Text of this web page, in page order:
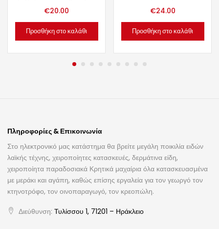
€20.00
Προσθήκη στο καλάθι
€24.00
Προσθήκη στο καλάθι
Πληροφορίες & Επικοινωνία
Στο ηλεκτρονικό μας κατάστημα θα βρείτε μεγάλη ποικιλία ειδών
λαϊκής τέχνης, χειροποίητες κατασκευές, δερμάτινα είδη,
χειροποίητα παραδοσιακά Κρητικά μαχαίρια όλα κατασκευασμένα
με μεράκι και αγάπη, καθώς επίσης εργαλεία για τον γεωργό τον
κτηνοτρόφο, τον οινοπαραγωγό, τον κρεοπώλη.
Διεύθυνση: Τυλίσσου 1, 71201 – Ηράκλειο